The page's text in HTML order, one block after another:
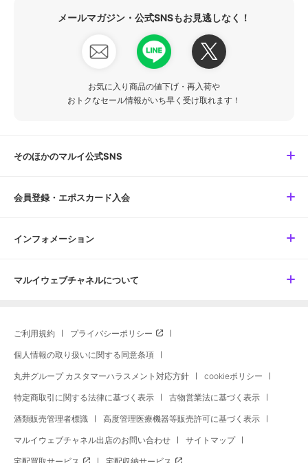
メールマガジン・公式SNSもお見逃しなく！
お気に入り商品の値下げ・再入荷や
おトクなセール情報がいち早く受け取れます！
そのほかのマルイ公式SNS
会員登録・エポスカード入会
インフォメーション
マルイウェブチャネルについて
ご利用規約 プライバシーポリシー
個人情報の取り扱いに関する同意条項
丸井グループ カスタマーハラスメント対応方針 cookieポリシー
特定商取引に関する法律に基づく表示 古物営業法に基づく表示
酒類販売管理者標識 高度管理医療機器等販売許可に基づく表示
マルイウェブチャネル出店のお問い合わせ サイトマップ